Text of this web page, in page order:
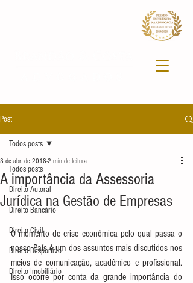
Post
Todos posts
Direito Autoral
Direito Bancário
Direito Civil
Direito Desportivo
Direito Imobiliário
Todos posts
A importância da Assessoria
Jurídica na Gestão de Empresas
3 de abr. de 2018 2 min de leitura
O momento de crise econômica pelo qual passa o
nosso País é um dos assuntos mais discutidos nos
meios de comunicação, acadêmico e profissional.
Isso ocorre por conta da grande importância do